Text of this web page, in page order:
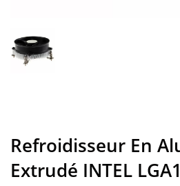
Refroidisseur En
Extrudé INTEL